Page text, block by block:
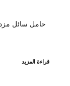
حامل سائل
قراءة المزيد